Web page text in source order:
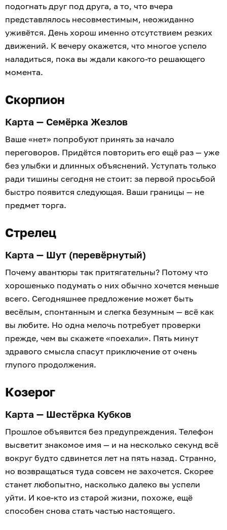
подогнать друг под друга, а то, что вчера
представлялось несовместимым, неожиданно
уживётся. День хорош именно отсутствием резких
движений. К вечеру окажется, что многое успело
наладиться, пока вы ждали какого-то решающего
момента.
Скорпион
Карта — Семёрка Жезлов
Ваше «нет» попробуют принять за начало
переговоров. Придётся повторить его ещё раз — уже
без улыбки и длинных объяснений. Уступать только
ради тишины сегодня не стоит: за первой просьбой
быстро появится следующая. Ваши границы — не
предмет торга.
Стрелец
Карта — Шут (перевёрнутый)
Почему авантюры так притягательны? Потому что
хорошенько подумать о них обычно хочется меньше
всего. Сегодняшнее предложение может быть
весёлым, спонтанным и слегка безумным — всё как
вы любите. Но одна мелочь потребует проверки
прежде, чем вы скажете «поехали». Пять минут
здравого смысла спасут приключение от очень
глупого продолжения.
Козерог
Карта — Шестёрка Кубков
Прошлое объявится без предупреждения. Телефон
высветит знакомое имя — и на несколько секунд всё
вокруг будто сдвинется лет на пять назад. Странно,
но возвращаться туда совсем не захочется. Скорее
станет любопытно, насколько далеко вы успели
уйти. И кое-кто из старой жизни, похоже, ещё
способен снова стать частью настоящего.